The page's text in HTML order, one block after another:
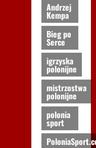
Andrzej
Kempa
Bieg po
Serce
igrzyska
polonijne
mistrzostwa
polonijne
polonia
sport